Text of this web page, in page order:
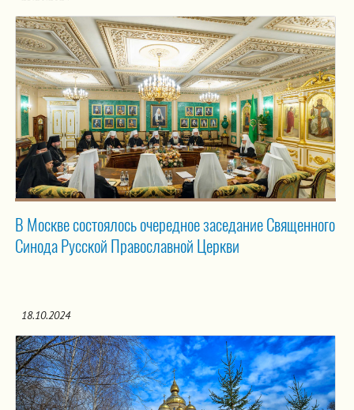
В Москве состоялось очередное заседание Священного
Синода Русской Православной Церкви
18.10.2024